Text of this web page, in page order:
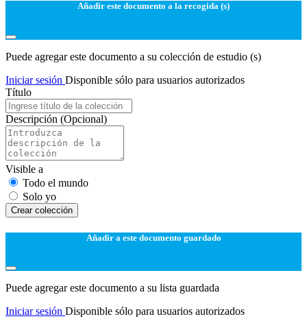
Añadir este documento a la recogida (s)
Puede agregar este documento a su colección de estudio (s)
Iniciar sesión Disponible sólo para usuarios autorizados
Título
Descripción (Opcional)
Visible a
Todo el mundo
Solo yo
Сrear colección
Añadir a este documento guardado
Puede agregar este documento a su lista guardada
Iniciar sesión Disponible sólo para usuarios autorizados